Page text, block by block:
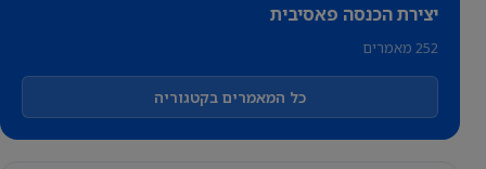
יצירת הכנסה פאסיבית
252 מאמרים
כל המאמרים בקטגוריה